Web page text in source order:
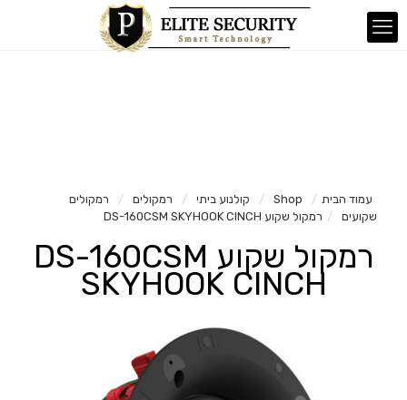
עמוד הבית /
Shop
/ קולנוע ביתי / רמקולים /
רמקולים
שקועים
/ רמקול שקוע DS-160CSM SKYHOOK CINCH
רמקול שקוע DS-160CSM
SKYHOOK CINCH